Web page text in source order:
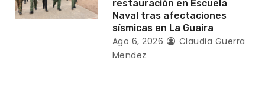
restauración en Escuela
Naval tras afectaciones
sísmicas en La Guaira
Ago 6, 2026
Claudia Guerra
Mendez